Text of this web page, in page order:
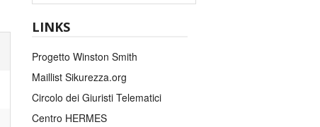
LINKS
Progetto Winston Smith
Maillist Sikurezza.org
Circolo dei Giuristi Telematici
Centro HERMES